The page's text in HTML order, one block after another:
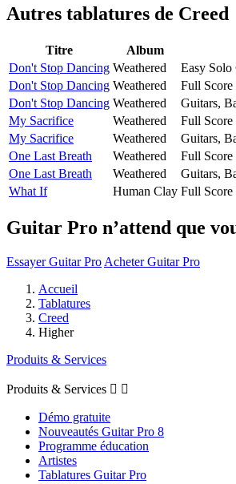
Autres tablatures de Creed
Titre Album
Don't Stop Dancing Weathered
Easy Solo
Don't Stop Dancing Weathered
Full Score
Don't Stop Dancing Weathered
Guitars,
My Sacrifice
Weathered
Full Score
My Sacrifice
Weathered
Guitars,
One Last Breath
Weathered
Full Score
One Last Breath
Weathered
Guitars,
What If
Human Clay Full Score
Guitar Pro n’attend que
Essayer Guitar Pro Acheter Guitar Pro
Accueil
Tablatures
Creed
Higher
Produits & Services
Produits & Services  
Démo gratuite
Nouveautés Guitar Pro 8
Programme éducation
Artistes
Tablatures Guitar Pro